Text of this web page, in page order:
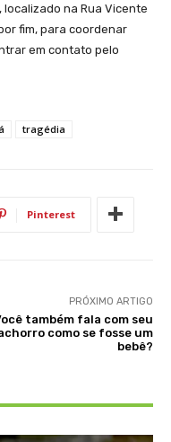
na Rua Vicente
fim, para coordenar
em contato pelo
tragédia
Pinterest
PRÓXIMO ARTIGO
também fala com seu
como se fosse um
bebê?